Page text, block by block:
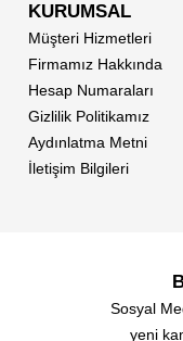
KURUMSAL
Müşteri Hizmetleri
Firmamız Hakkında
Hesap Numaraları
Gizlilik Politikamız
Aydınlatma Metni
İletişim Bilgileri
Sosyal
yeni